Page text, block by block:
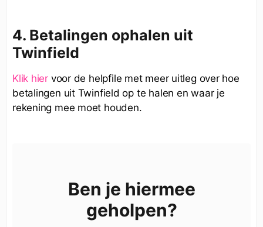
4. Betalingen ophalen uit
Twinfield
Klik hier voor de helpfile met meer uitleg over hoe
betalingen uit Twinfield op te halen en waar je
rekening mee moet houden.
Ben je hiermee
geholpen?